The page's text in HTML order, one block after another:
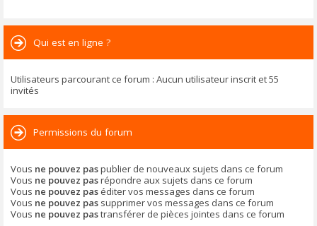
Qui est en ligne ?
Utilisateurs parcourant ce forum : Aucun utilisateur inscrit et 55
invités
Permissions du forum
Vous ne pouvez paspublier de nouveaux sujets dans ce forum
Vous ne pouvez pasrépondre aux sujets dans ce forum
Vous ne pouvez pas éditer vos messages dans ce forum
Vous ne pouvez pas supprimer vos messages dans ce forum
Vous ne pouvez pastransférer de pièces jointes dans ce forum